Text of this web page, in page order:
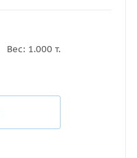
Вес: 1.000 т.